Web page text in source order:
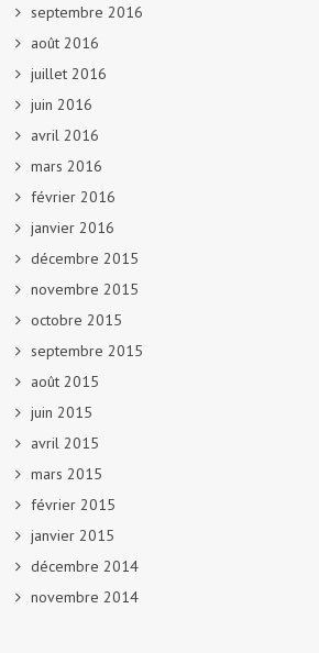
septembre 2016
août 2016
juillet 2016
juin 2016
avril 2016
mars 2016
février 2016
janvier 2016
décembre 2015
novembre 2015
octobre 2015
septembre 2015
août 2015
juin 2015
avril 2015
mars 2015
février 2015
janvier 2015
décembre 2014
novembre 2014